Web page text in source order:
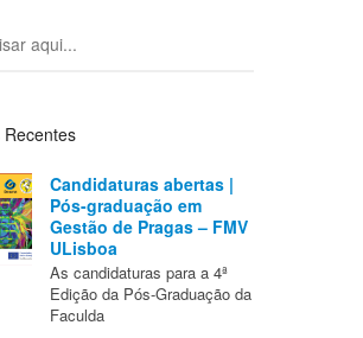
Candidaturas abertas |
Pós-graduação em
Gestão de Pragas – FMV
ULisboa
As candidaturas para a 4ª
Edição da Pós-Graduação da
Faculda